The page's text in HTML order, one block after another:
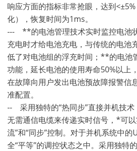
响应方面的指标非常抢眼，达到
化），恢复时间为1ms。
--- **的电池管理技术实时监控电池
充电时才给电池充电，与传统的电池
低了对电池组的浮充时间；**的电池
功能，延长电池的使用寿命50%以上
在故障向用户发出电池预故障报警信
准配置。
-- 采用独特的“热同步”直接并机技术
无需通信电缆来传递实时信号，*可
流”和“同步”控制。对于并机系统中的
全“平等”的调控状态之中。采用独特